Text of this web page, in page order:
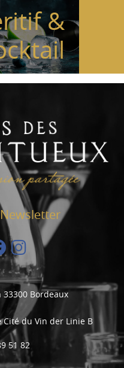
&
33300 Bordeaux
du Vin der Linie B
51 82